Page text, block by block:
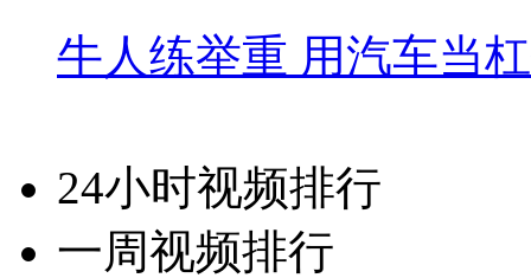
牛人练举重 用汽车当
24小时视频排行
一周视频排行